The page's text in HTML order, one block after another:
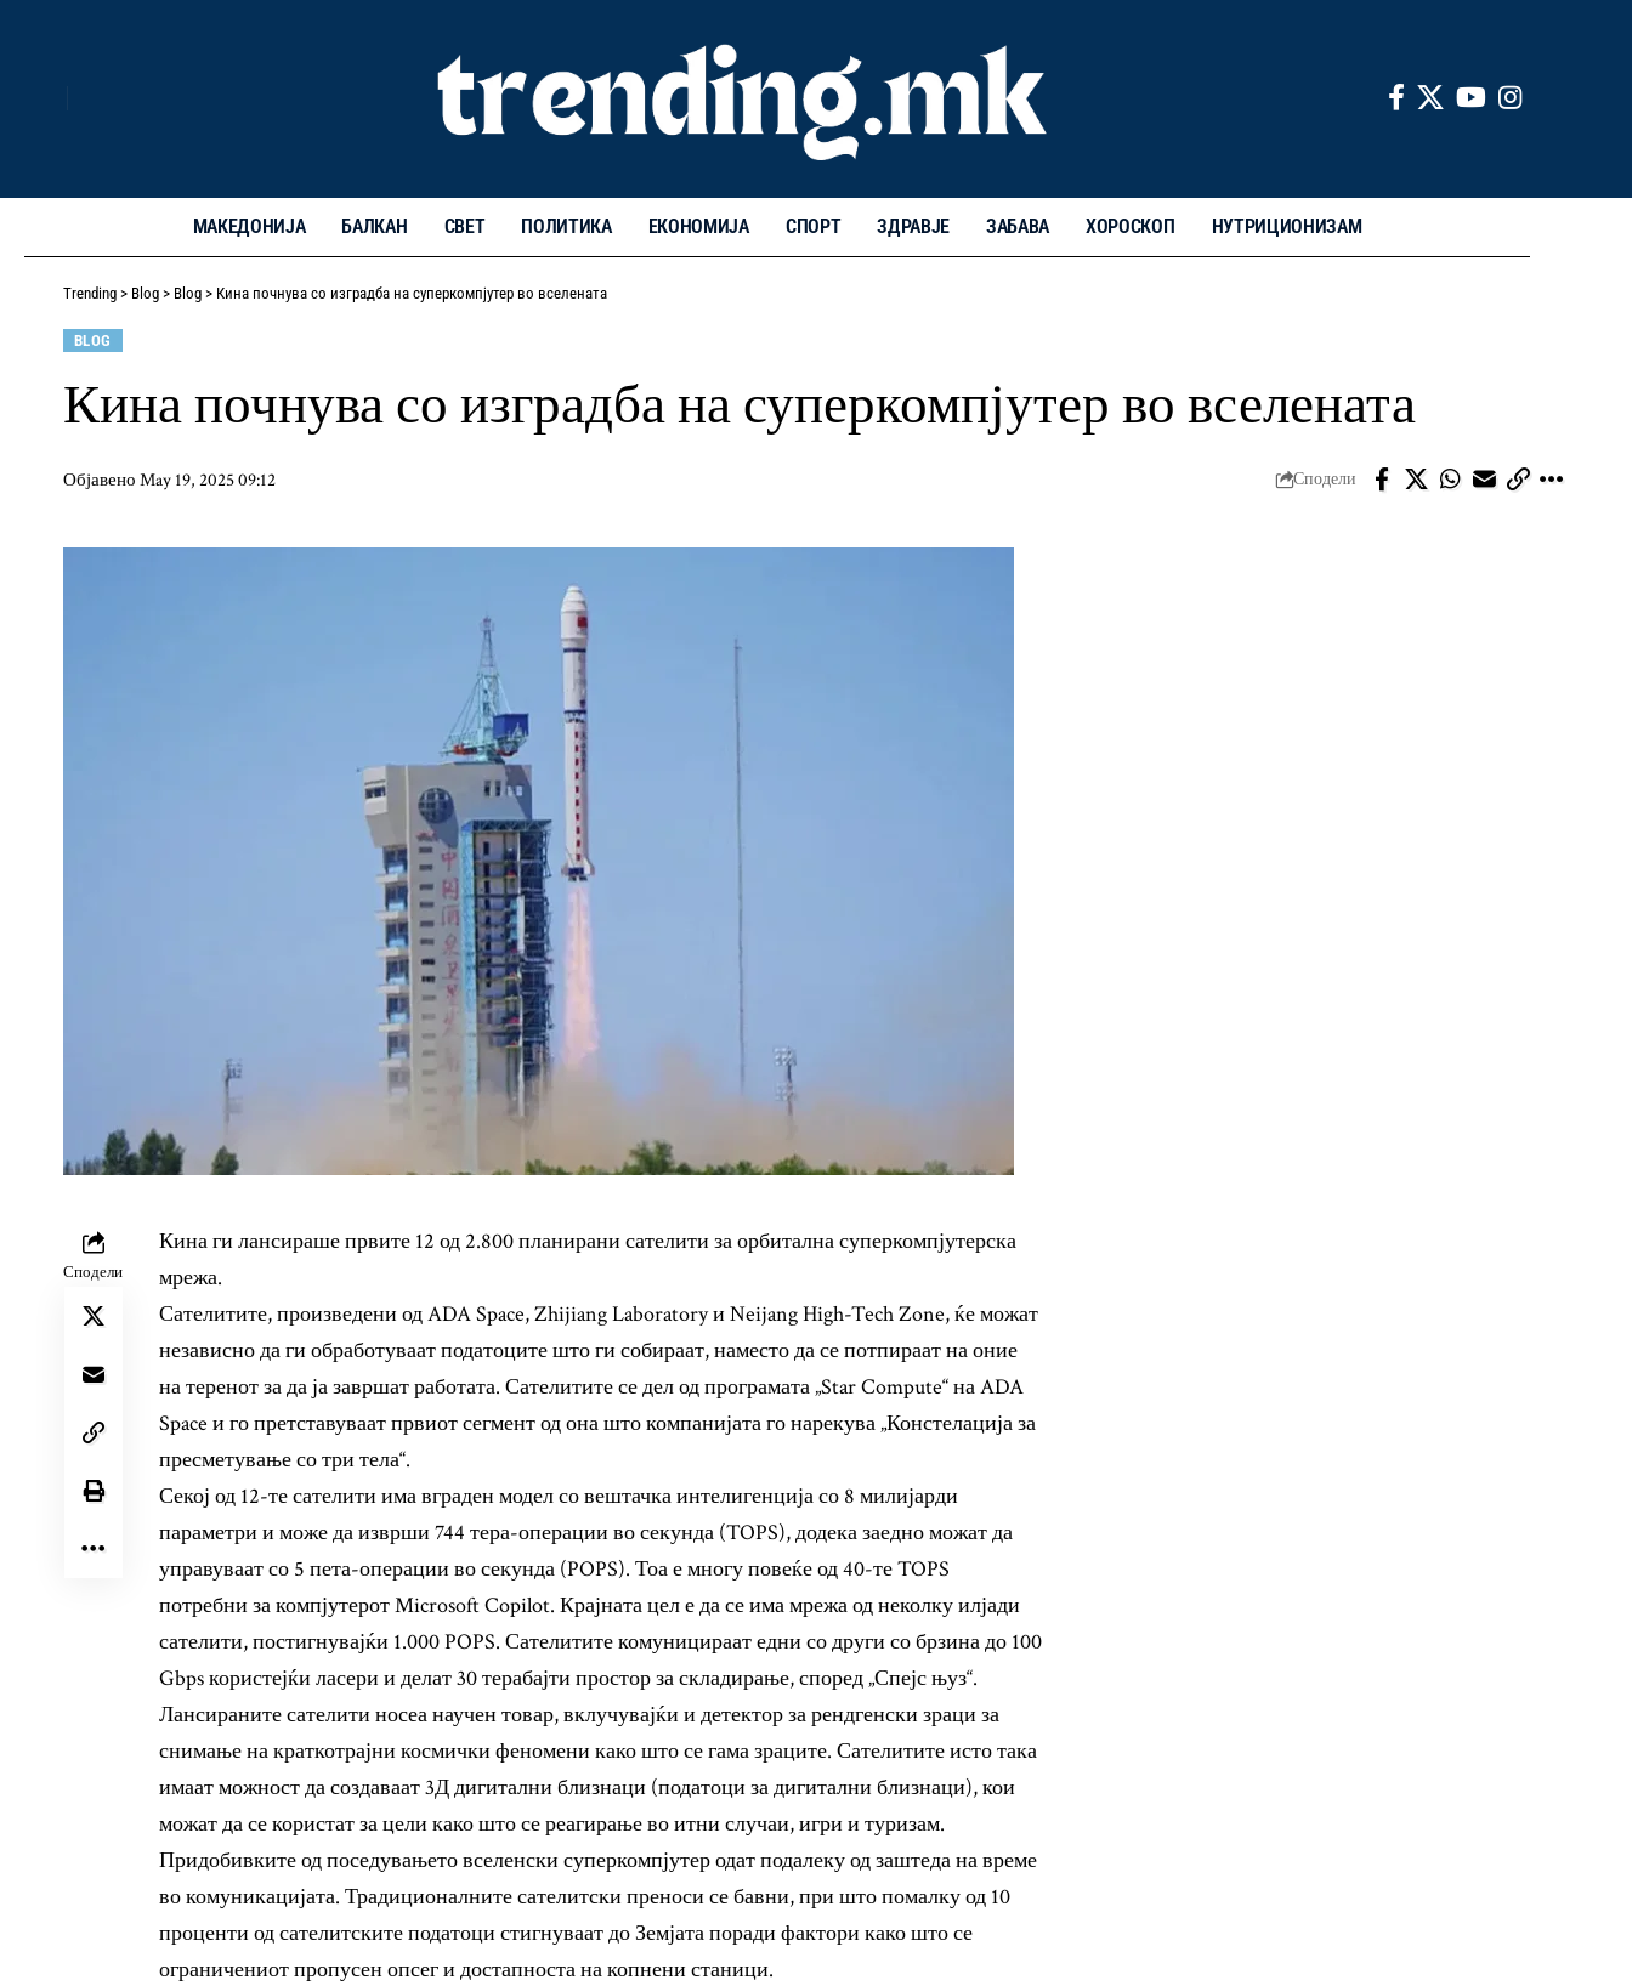
МАКЕДОНИЈА БАЛКАН СВЕТ ПОЛИТИКА ЕКОНОМИЈА СПОРТ ЗДРАВЈЕ ЗАБАВА ХОРОСКОП НУТРИЦИОНИЗАМ
Trending > Blog > Blog > Кина почнува со изградба на суперкомпјутер во вселената
BLOG
Кина почнува со изградба на суперкомпјутер во вселената
Објавено May 19, 2025 09:12 Сподели
Сподели
Кина ги лансираше првите 12 од 2.800 планирани сателити за орбитална суперкомпјутерска
мрежа.
Сателитите, произведени од ADA Space, Zhijiang Laboratory и Neijang High-Tech Zone, ќе можат
независно да ги обработуваат податоците што ги собираат, наместо да се потпираат на оние
на теренот за да ја завршат работата. Сателитите се дел од програмата „Star Compute“ на ADA
Space и го претставуваат првиот сегмент од она што компанијата го нарекува „Констелација за
пресметување со три тела“.
Секој од 12-те сателити има вграден модел со вештачка интелигенција со 8 милијарди
параметри и може да изврши 744 тера-операции во секунда (TOPS), додека заедно можат да
управуваат со 5 пета-операции во секунда (POPS). Тоа е многу повеќе од 40-те TOPS
потребни за компјутерот Microsoft Copilot. Крајната цел е да се има мрежа од неколку илјади
сателити, постигнувајќи 1.000 POPS. Сателитите комуницираат едни со други со брзина до 100
Gbps користејќи ласери и делат 30 терабајти простор за складирање, според „Спејс њуз“.
Лансираните сателити носеа научен товар, вклучувајќи и детектор за рендгенски зраци за
снимање на краткотрајни космички феномени како што се гама зраците. Сателитите исто така
имаат можност да создаваат 3Д дигитални близнаци (податоци за дигитални близнаци), кои
можат да се користат за цели како што се реагирање во итни случаи, игри и туризам.
Придобивките од поседувањето вселенски суперкомпјутер одат подалеку од заштеда на време
во комуникацијата. Традиционалните сателитски преноси се бавни, при што помалку од 10
проценти од сателитските податоци стигнуваат до Земјата поради фактори како што се
ограничениот пропусен опсег и достапноста на копнени станици.